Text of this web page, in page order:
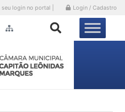
seu login no portal | Login / Cadastro